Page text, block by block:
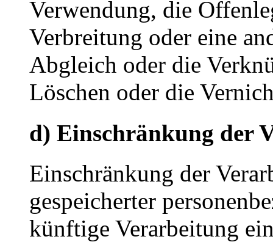
Verwendung, die
Verbreitung oder eine
Abgleich oder die
Löschen oder die
d) Einschränkung der
Einschränkung der
gespeicherter
künftige Verarbeitung